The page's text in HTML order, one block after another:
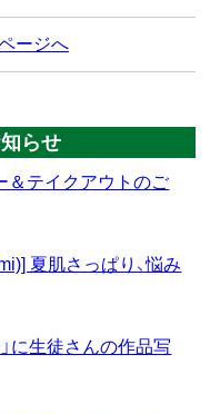
ージへ
らせ
＆テイクアウトのご
夏肌さっぱり、悩み
に生徒さんの作品写